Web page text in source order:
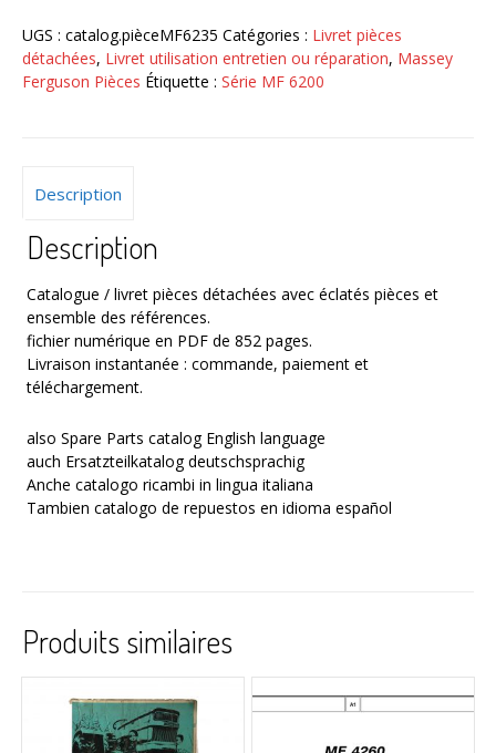
pièces
Massey
Ferguson
UGS : catalog.pièceMF6235 Catégories : Livret pièces
détachées, Livret utilisation entretien ou réparation, Massey
Ferguson Pièces Étiquette : Série MF 6200
Description
Description
Catalogue / livret pièces détachées avec éclatés pièces et
ensemble des références.
fichier numérique en PDF de 852 pages.
Livraison instantanée : commande, paiement et
téléchargement.
also Spare Parts catalog English language
auch Ersatzteilkatalog deutschsprachig
Anche catalogo ricambi in lingua italiana
Tambien catalogo de repuestos en idioma español
Produits similaires